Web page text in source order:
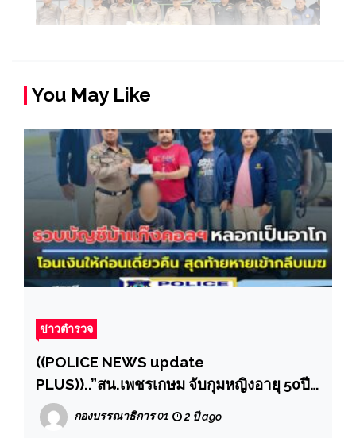
You May Like
ข่าวตำรวจ
((POLICE NEWS update
PLUS))..”สน.เพชรเกษม จับกุมหญิงอายุ 50ปี
ข้อหา “ร่วมกันฉ้อโกงโดยการแสดงตนเป็น
บุคคลอื่น”
กองบรรณาธิการ 01 2 ปี ago